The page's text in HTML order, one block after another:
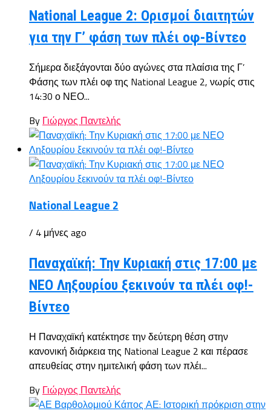
National League 2: Ορισμοί διαιτητών
για την Γ’ φάση των πλέι οφ-Βίντεο
Σήμερα διεξάγονται δύο αγώνες στα πλαίσια της Γ’
Φάσης των πλέι οφ της National League 2, νωρίς στις
14:30 ο ΝΕΟ...
By Γιώργος Παντελής
National League 2
/ 4 μήνες ago
Παναχαϊκή: Την Κυριακή στις 17:00 με
ΝΕΟ Ληξουρίου ξεκινούν τα πλέι οφ!-
Βίντεο
Η Παναχαϊκή κατέκτησε την δεύτερη θέση στην
κανονική διάρκεια της National League 2 και πέρασε
απευθείας στην ημιτελική φάση των πλέι...
By Γιώργος Παντελής